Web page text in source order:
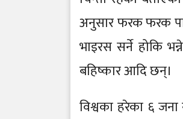
अनुसार फरक फरक
भाइरस सर्ने होकि
बहिष्कार आदि छन्।
विश्वका हरेका ६